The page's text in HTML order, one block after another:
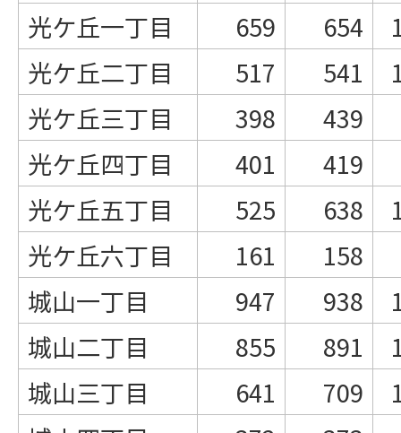
光ケ丘一丁目
659 654
光ケ丘二丁目
517 541
光ケ丘三丁目
398
439
光ケ丘四丁目
401
419
光ケ丘五丁目
525 638
光ケ丘六丁目
161
158
城山一丁目
947 938
城山二丁目
855 891
城山三丁目
641 709